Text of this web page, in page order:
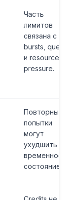
Часть
лимитов
связана с
bursts, queues
и resource
pressure.
Повторные
попытки
могут
ухудшить
временное
состояние.